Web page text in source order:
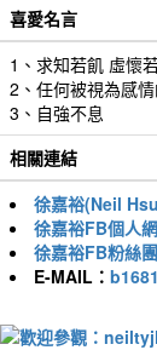
喜愛名言
1、求知若飢 虛懷
2、任何被視為感
3、自強不息
相關連結
徐嘉裕(Neil
徐嘉裕FB個人
徐嘉裕FB粉絲團
E-MAIL：